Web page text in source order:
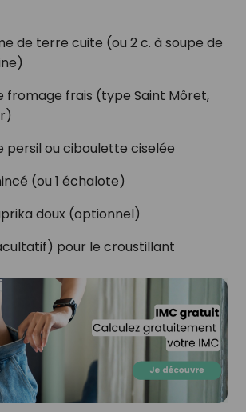
de terre cuite (ou 2 c. à soupe de
fromage frais (type Saint Môret,
persil ou ciboulette ciselée
(ou 1 échalote)
doux (optionnel)
pour le croustillant